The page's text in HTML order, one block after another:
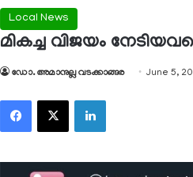
Local News
മികച്ച വിജയം
ഡോ. അമാനുല്ല വടക്കാങ്ങര June 5,
Facebook
X LinkedIn